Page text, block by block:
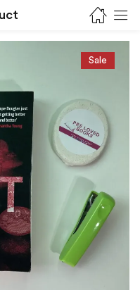
Sale
Remember me